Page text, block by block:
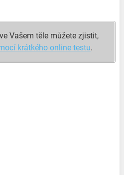
Vašem těle můžete zjistit,
krátkého online testu.